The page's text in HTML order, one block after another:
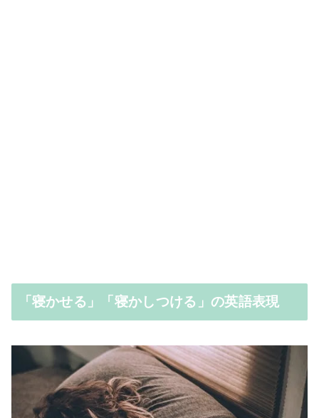
「寝かせる」「寝かしつける」の英語表現